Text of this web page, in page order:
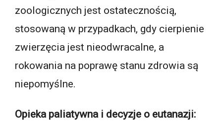
zoologicznych jest ostatecznością,
stosowaną w przypadkach, gdy cierpienie
zwierzęcia jest nieodwracalne, a
rokowania na poprawę stanu zdrowia są
niepomyślne.
Opieka paliatywna i decyzje o eutanazji: